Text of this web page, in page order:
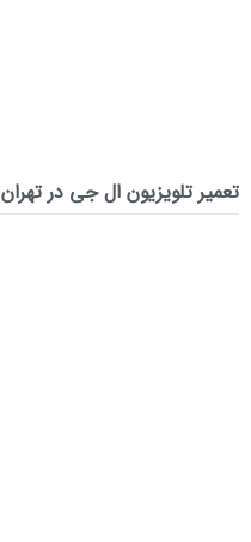
تعمیر تلویزیون ال جی در تهران